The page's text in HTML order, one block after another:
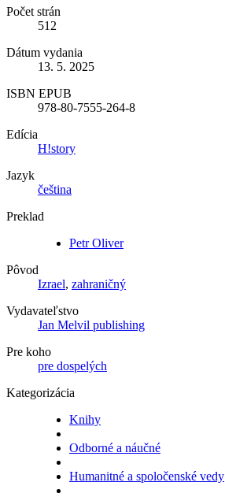
Počet strán
512
Dátum vydania
13. 5. 2025
ISBN EPUB
978-80-7555-264-8
Edícia
H!story
Jazyk
čeština
Preklad
Petr Oliver
Pôvod
Izrael, zahraničný
Vydavateľstvo
Jan Melvil publishing
Pre koho
pre dospelých
Kategorizácia
Knihy
Odborné a náučné
Humanitné a spoločenské vedy